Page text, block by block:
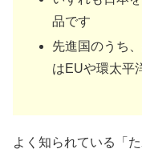
品です
先進国のうち
はEUや環太平
よく知られている「